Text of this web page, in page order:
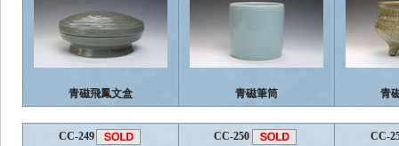
青磁飛鳳文盒 青磁筆筒 青
CC-249 CC-250 CC-